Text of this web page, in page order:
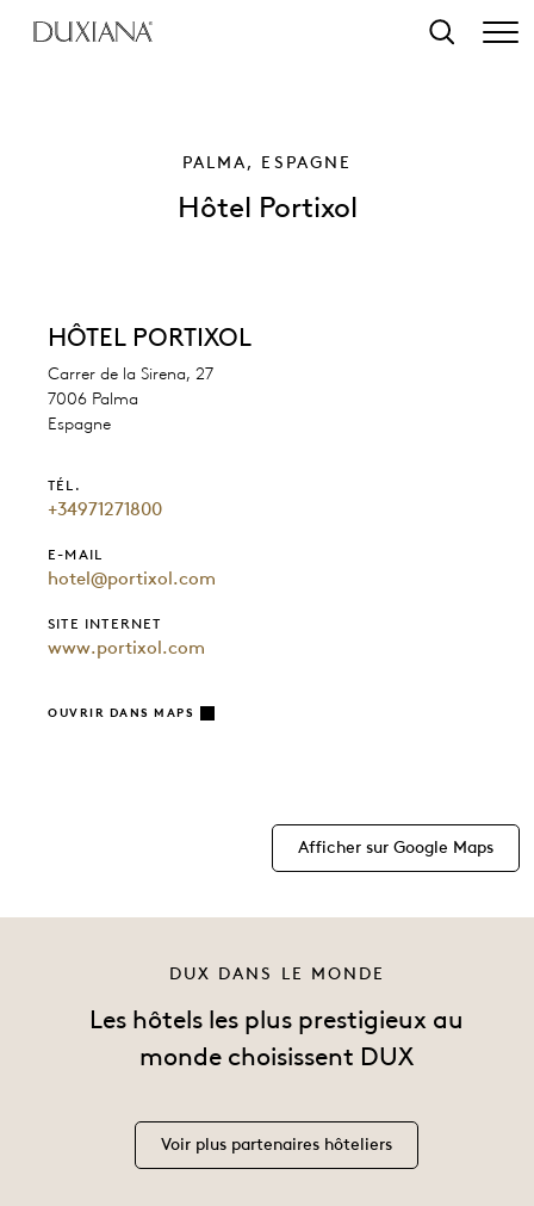
Recherche
PALMA, ESPAGNE
Hôtel Portixol
HÔTEL PORTIXOL
Carrer de la Sirena, 27
7006 Palma
Espagne
TÉL.
+34971271800
E-MAIL
hotel@portixol.com
SITE INTERNET
www.portixol.com
OUVRIR DANS MAPS
Afficher sur Google Maps
DUX DANS LE MONDE
Les hôtels les plus prestigieux au
monde choisissent DUX
Voir plus partenaires hôteliers